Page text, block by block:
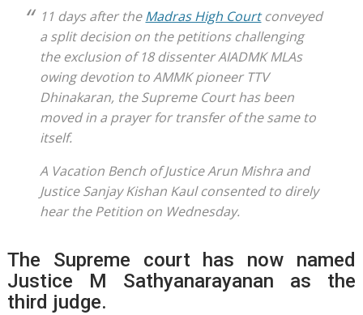
11 days after theMadras High Courtconveyed
a split decision on the petitions challenging
the exclusion of 18 dissenter AIADMK MLAs
owing devotion to AMMK pioneer TTV
Dhinakaran, the Supreme Court has been
moved in a prayer for transfer of the same to
itself.
A Vacation Bench of Justice Arun Mishra and
Justice Sanjay Kishan Kaul consented to direly
hear the Petition on Wednesday.
The Supreme court has now named
Justice M Sathyanarayanan as the
third judge.